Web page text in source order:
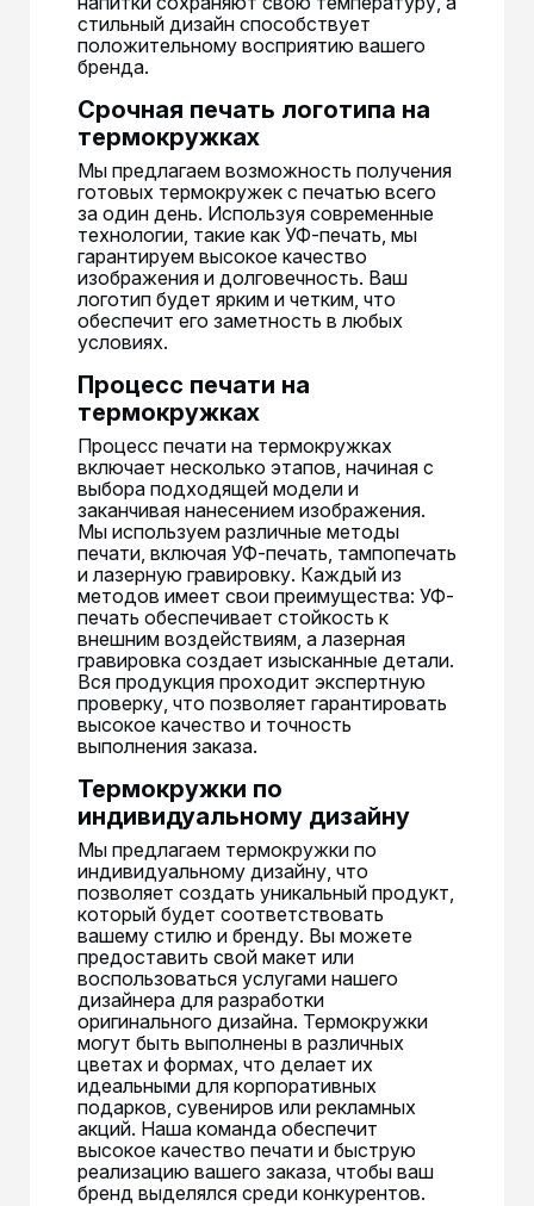
стильный дизайн способствует
положительному восприятию вашего
бренда.
Срочная печать логотипа на
термокружках
Мы предлагаем возможность получения
готовых термокружек с печатью всего
за один день. Используя современные
технологии, такие как УФ-печать, мы
гарантируем высокое качество
изображения и долговечность. Ваш
логотип будет ярким и четким, что
обеспечит его заметность в любых
условиях.
Процесс печати на
термокружках
Процесс печати на термокружках
включает несколько этапов, начиная с
выбора подходящей модели и
заканчивая нанесением изображения.
Мы используем различные методы
печати, включая УФ-печать, тампопечать
и лазерную гравировку. Каждый из
методов имеет свои преимущества: УФ-
печать обеспечивает стойкость к
внешним воздействиям, а лазерная
гравировка создает изысканные детали.
Вся продукция проходит экспертную
проверку, что позволяет гарантировать
высокое качество и точность
выполнения заказа.
Термокружки по
индивидуальному дизайну
Мы предлагаем термокружки по
индивидуальному дизайну, что
позволяет создать уникальный продукт,
который будет соответствовать
вашему стилю и бренду. Вы можете
предоставить свой макет или
воспользоваться услугами нашего
дизайнера для разработки
оригинального дизайна. Термокружки
могут быть выполнены в различных
цветах и формах, что делает их
идеальными для корпоративных
подарков, сувениров или рекламных
акций. Наша команда обеспечит
высокое качество печати и быструю
реализацию вашего заказа, чтобы ваш
бренд выделялся среди конкурентов.